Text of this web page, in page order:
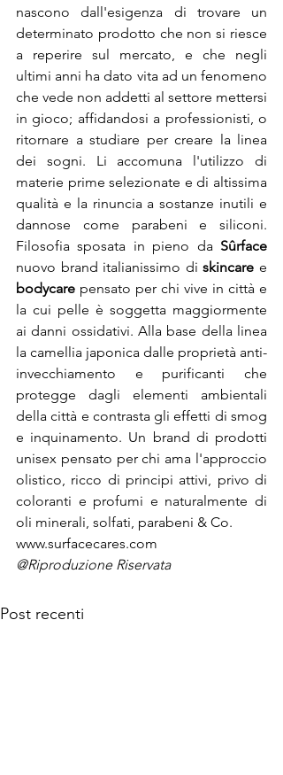
nascono dall'esigenza di trovare un
determinato prodotto che non si riesce
a reperire sul mercato, e che negli
ultimi anni ha dato vita ad un fenomeno
che vede non addetti al settore mettersi
in gioco; affidandosi a professionisti, o
ritornare a studiare per creare la linea
dei sogni. Li accomuna l'utilizzo di
materie prime selezionate e di altissima
qualità e la rinuncia a sostanze inutili e
dannose come parabeni e siliconi.
Filosofia sposata in pieno da Sûrface
nuovo brand italianissimo di skincare
bodycare pensato per chi vive in città e
la cui pelle è soggetta maggiormente
ai danni ossidativi. Alla base della linea
la camellia japonica dalle proprietà anti-
invecchiamento e purificanti che
protegge dagli elementi ambientali
della città e contrasta gli effetti di smog
e inquinamento. Un brand di prodotti
unisex pensato per chi ama l'approccio
olistico, ricco di principi attivi, privo di
coloranti e profumi e naturalmente di
oli minerali, solfati, parabeni & Co.
www.surfacecares.com
@Riproduzione Riservata
Post recenti